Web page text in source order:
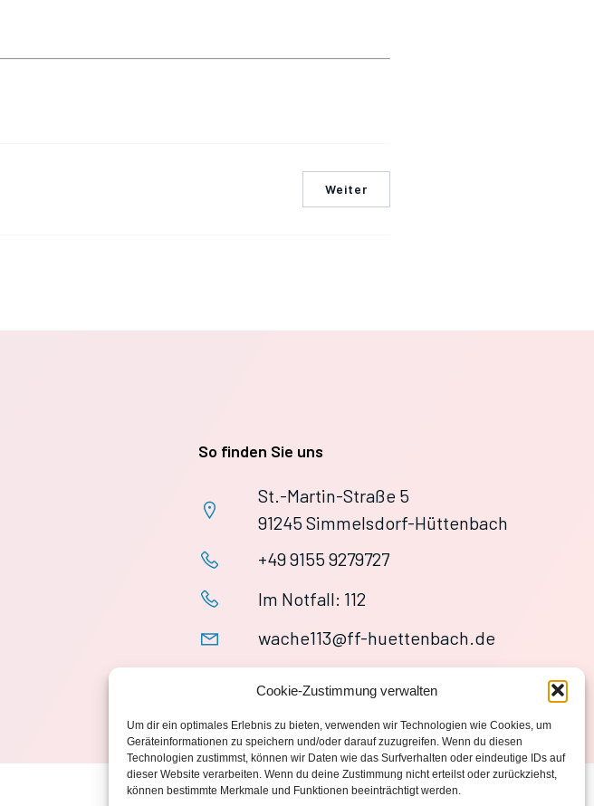
Cookie-Zustimmung verwalten
Um dir ein optimales Erlebnis zu bieten, verwenden wir Technologien wie Cookies, um
Geräteinformationen zu speichern und/oder darauf zuzugreifen. Wenn du diesen
Technologien zustimmst, können wir Daten wie das Surfverhalten oder eindeutige IDs auf
dieser Website verarbeiten. Wenn du deine Zustimmung nicht erteilst oder zurückziehst,
können bestimmte Merkmale und Funktionen beeinträchtigt werden.
Weiter
So finden Sie uns
St.-Martin-Straße 5
91245 Simmelsdorf-Hüttenbach
+49 9155 9279727
Im Notfall: 112
wache113@ff-huettenbach.de